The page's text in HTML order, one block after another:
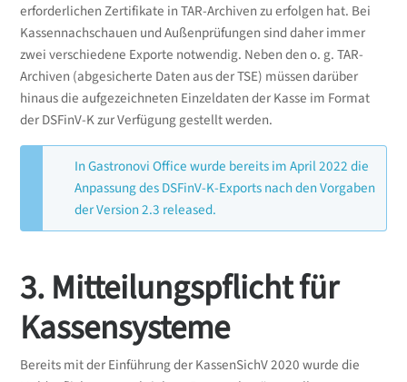
erforderlichen Zertifikate in TAR-Archiven zu erfolgen hat. Bei
Kassennachschauen und Außenprüfungen sind daher immer
zwei verschiedene Exporte notwendig. Neben den o. g. TAR-
Archiven (abgesicherte Daten aus der TSE) müssen darüber
hinaus die aufgezeichneten Einzeldaten der Kasse im Format
der DSFinV-K zur Verfügung gestellt werden.
In Gastronovi Office wurde bereits im April 2022 die
Anpassung des DSFinV-K-Exports nach den Vorgaben
der Version 2.3 released.
3. Mitteilungspflicht für
Kassensysteme
Bereits mit der Einführung der KassenSichV 2020 wurde die